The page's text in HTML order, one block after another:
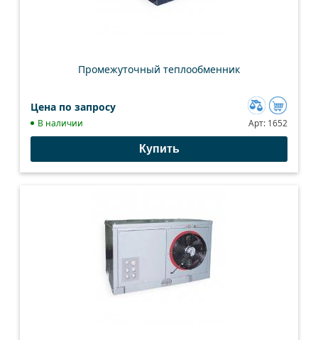
Промежуточный теплообменник
Цена по запросу
Добавить
к
В наличии Арт: 1652
Купить